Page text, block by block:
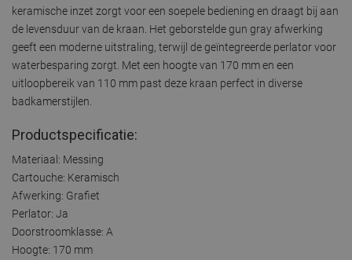
keramische inzet zorgt voor een soepele bediening en draagt bij aan
de levensduur van de kraan. Het geborstelde gun gray afwerking
geeft een moderne uitstraling, terwijl de geïntegreerde perlator voor
waterbesparing zorgt. Met een hoogte van 170 mm en een
uitloopbereik van 110 mm past deze kraan perfect in diverse
badkamerstijlen.
Productspecificatie:
Materiaal: Messing
Cartouche: Keramisch
Afwerking: Grafiet
Perlator: Ja
Doorstroomklasse: A
Hoogte: 170 mm